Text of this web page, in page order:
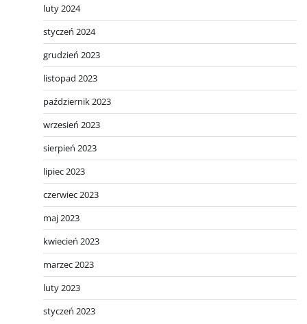
luty 2024
styczeń 2024
grudzień 2023
listopad 2023
październik 2023
wrzesień 2023
sierpień 2023
lipiec 2023
czerwiec 2023
maj 2023
kwiecień 2023
marzec 2023
luty 2023
styczeń 2023